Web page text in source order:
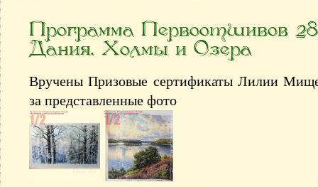
Программа Первоотшивов
Дания. Холмы и Озера
Вручены Призовые сертификаты Лилии
за представленные фото